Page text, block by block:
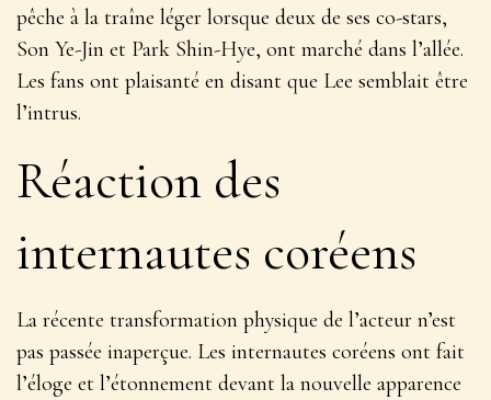
pêche à la traîne léger lorsque deux de ses co-stars,
Son Ye-Jin et Park Shin-Hye, ont marché dans l’allée.
Les fans ont plaisanté en disant que Lee semblait être
l’intrus.
Réaction des
internautes coréens
La récente transformation physique de l’acteur n’est
pas passée inaperçue. Les internautes coréens ont fait
l’éloge et l’étonnement devant la nouvelle apparence